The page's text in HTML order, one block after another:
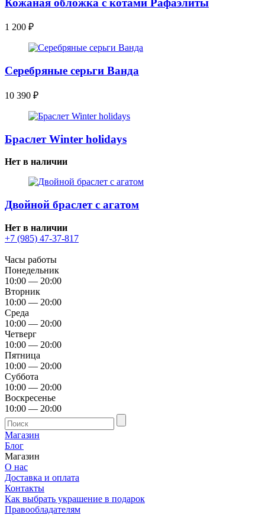
1 200 ₽
Серебряные серьги Ванда
10 390 ₽
Браслет Winter holidays
Нет в наличии
Двойной браслет с агатом
Нет в наличии
+7 (985) 47-37-817
Часы работы
Понедельник
10:00 — 20:00
Вторник
10:00 — 20:00
Среда
10:00 — 20:00
Четверг
10:00 — 20:00
Пятница
10:00 — 20:00
Суббота
10:00 — 20:00
Воскресенье
10:00 — 20:00
Магазин
Блог
Магазин
О нас
Доставка и оплата
Контакты
Как выбрать украшение в подарок
Правообладателям